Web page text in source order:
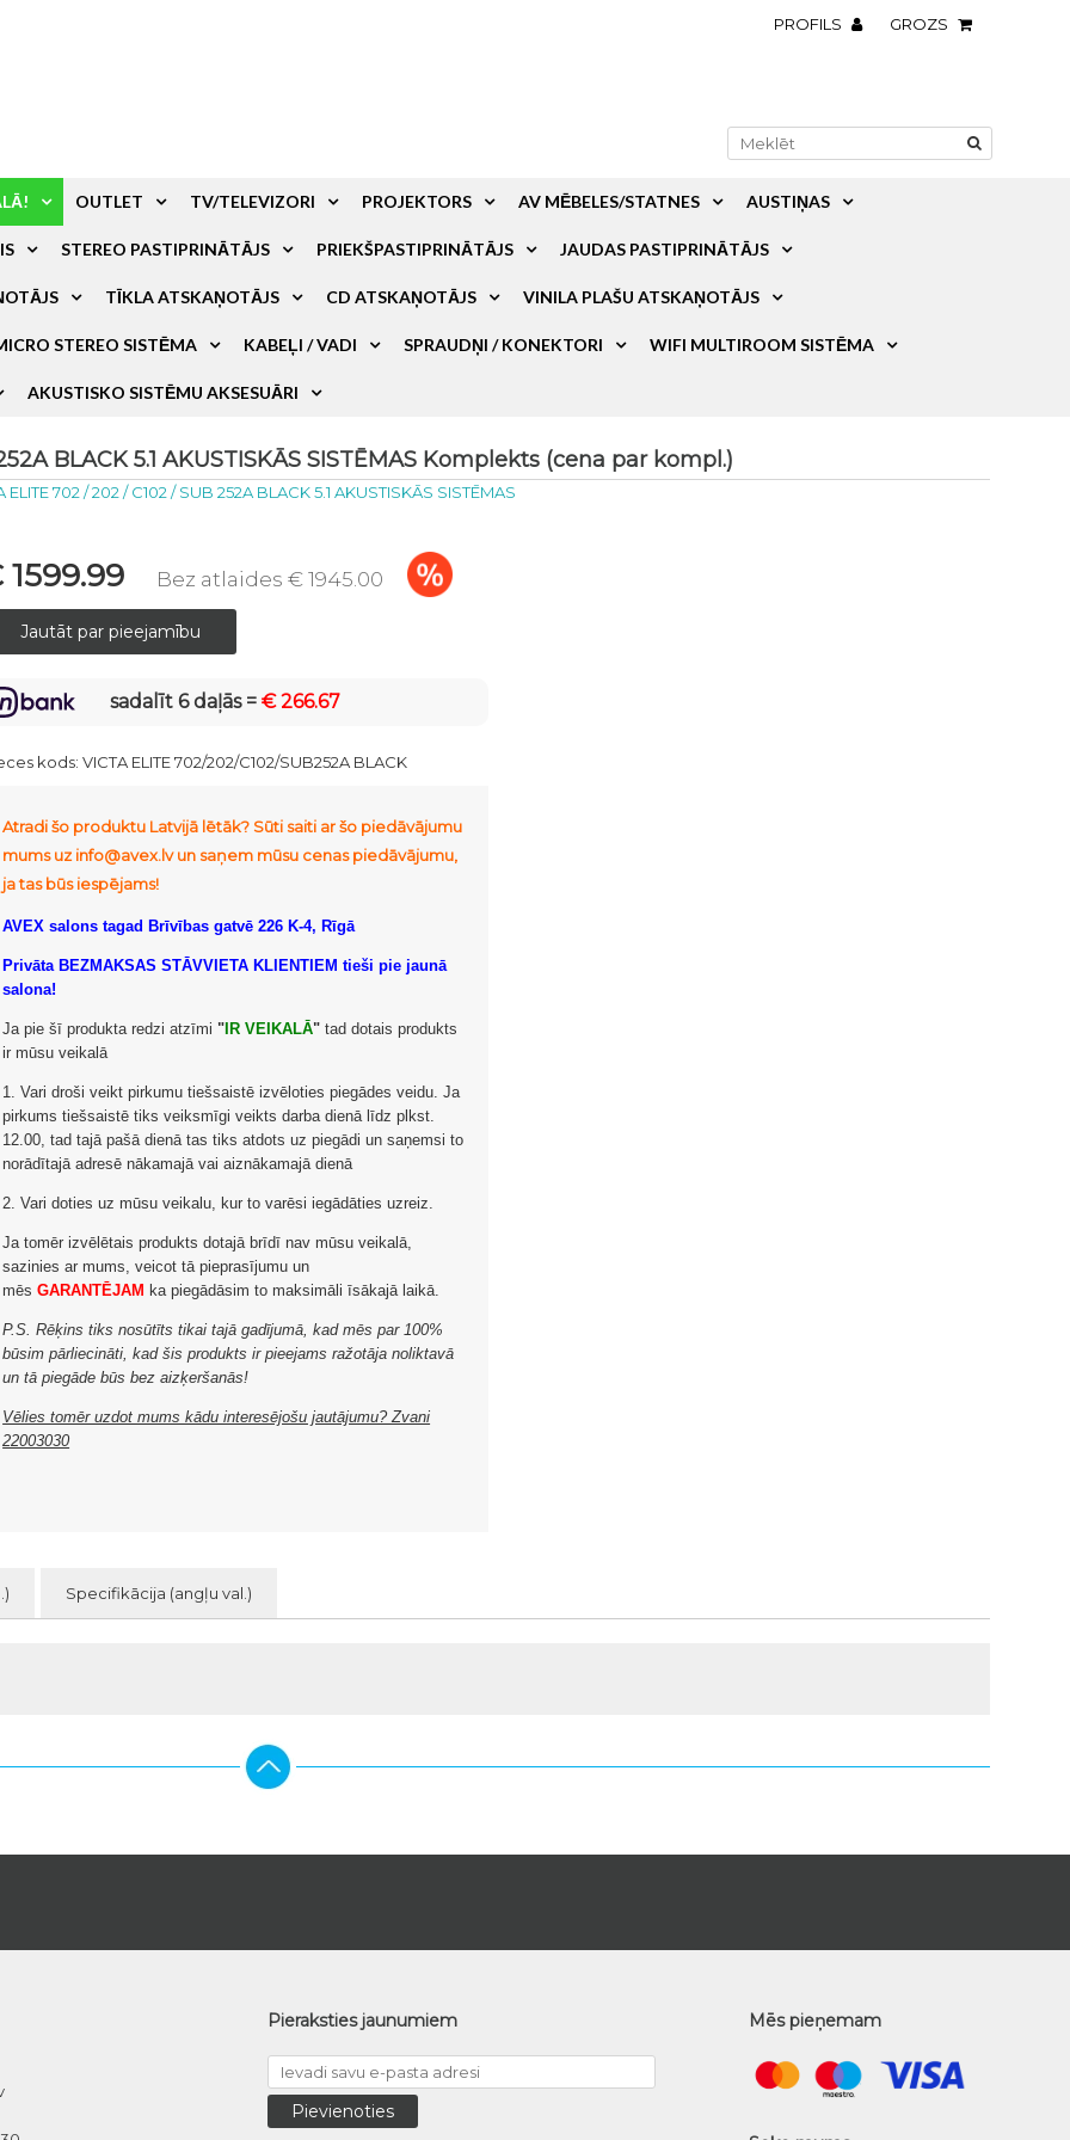
PROFILS GROZS
OUTLET TV/TELEVIZORI PROJEKTORS AV MĒBELES/STATNES AUSTIŅAS
STEREO PASTIPRINĀTĀJS PRIEKŠPASTIPRINĀTĀJS JAUDAS PASTIPRINĀTĀJS
TĪKLA ATSKAŅOTĀJS CD ATSKAŅOTĀJS VINILA PLAŠU ATSKAŅOTĀJS
STEREO SISTĒMA KABEĻI / VADI SPRAUDŅI / KONEKTORI WIFI MULTIROOM SISTĒMA
AKUSTISKO SISTĒMU AKSESUĀRI
BLACK 5.1 AKUSTISKĀS SISTĒMAS Komplekts (cena par kompl.)
ELITE 702 / 202 / C102 / SUB 252A BLACK 5.1 AKUSTISKĀS SISTĒMAS
Bez atlaides € 1945.00
sadalīt 6 daļās =€ 266.67
kods:VICTA ELITE 702/202/C102/SUB252A BLACK
Atradi šo produktu Latvijā lētāk? Sūti saiti ar šo piedāvājumu
mums uz info@avex.lv un saņem mūsu cenas piedāvājumu,
ja tas būs iespējams!
AVEX salons tagad Brīvības gatvē 226 K-4, Rīgā
Privāta BEZMAKSAS STĀVVIETA KLIENTIEM tieši pie jaunā
salona!
Ja pie šī produkta redzi atzīmi " IR VEIKALĀ" tad dotais produkts
ir mūsu veikalā
1. Vari droši veikt pirkumu tiešsaistē izvēloties piegādes veidu. Ja
pirkums tiešsaistē tiks veiksmīgi veikts darba dienā līdz plkst.
12.00, tad tajā pašā dienā tas tiks atdots uz piegādi un saņemsi to
norādītajā adresē nākamajā vai aiznākamajā dienā
2. Vari doties uz mūsu veikalu, kur to varēsi iegādāties uzreiz.
Ja tomēr izvēlētais produkts dotajā brīdī nav mūsu veikalā,
sazinies ar mums, veicot tā pieprasījumu un
mēsGARANTĒJAM ka piegādāsim to maksimāli īsākajā laikā.
P.S. Rēķins tiks nosūtīts tikai tajā gadījumā, kad mēs par 100%
būsim pārliecināti, kad šis produkts ir pieejams ražotāja noliktavā
un tā piegāde būs bez aizķeršanās!
Vēlies tomēr uzdot mums kādu interesējošu jautājumu? Zvani
22003030
Specifikācija (angļu val.)
Pieraksties jaunumiem Mēs pieņemam